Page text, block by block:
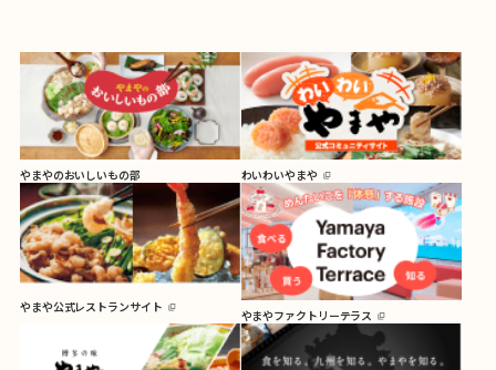
やまやのおいしいもの部 わいわいやまや
やまや公式レストランサイト
やまやファクトリーテラス